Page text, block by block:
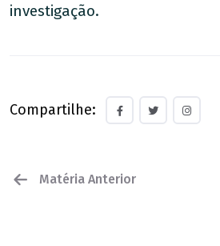
investigação.
Compartilhe:
Matéria Anterior